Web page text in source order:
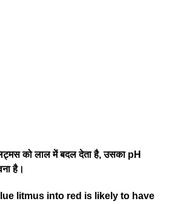
को लाल में बदल देता है, उसका pH
है।
litmus into red is likely to have